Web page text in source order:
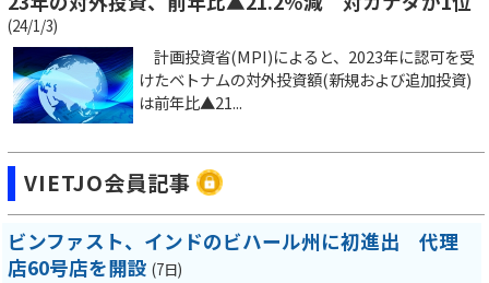
(24/1/3)
計画投資省(MPI)によると、2023年に認可を受
けたベトナムの対外投資額(新規および追加投資)
は前年比▲21...
VIETJO会員記事
ビンファスト、インドのビハール州に初進出 代理
店60号店を開設 (7日)